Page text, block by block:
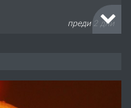
преди 2 дни
ЦЕНТЪРА НА ГР.